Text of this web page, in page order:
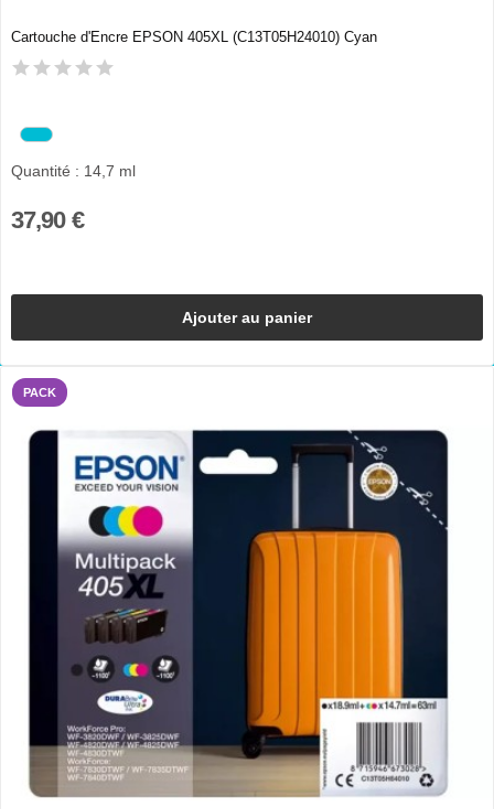
Cartouche d'Encre EPSON 405XL (C13T05H24010) Cyan
Quantité : 14,7 ml
37,90 €
Ajouter au panier
PACK